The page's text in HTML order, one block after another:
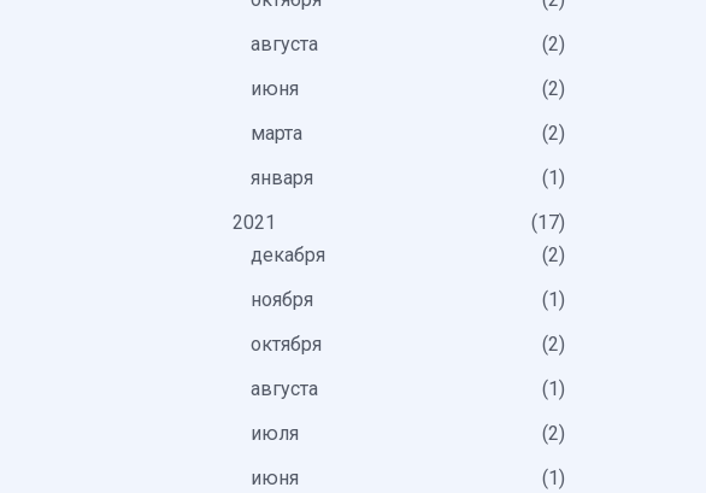
августа
2
июня
2
марта
2
января
1
2021
17
декабря
2
ноября
1
октября
2
августа
1
июля
2
июня
1